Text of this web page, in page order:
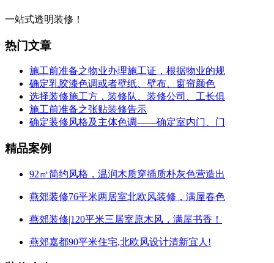
一站式透明装修！
热门文章
施工前准备之物业办理施工证，根据物业的规
确定乳胶漆色调或者壁纸、壁布、窗帘颜色
选择装修施工方，装修队、装修公司、工长俱
施工前准备之张贴装修告示
确定装修风格及主体色调——确定室内门、门
精品案例
92㎡简约风格，温润木质穿插质朴灰色营造出
燕郊装修76平米两居室北欧风装修，满屋春色
燕郊装修|120平米三居室原木风，满屋书香！
燕郊嘉都90平米住宅,北欧风设计清新宜人!